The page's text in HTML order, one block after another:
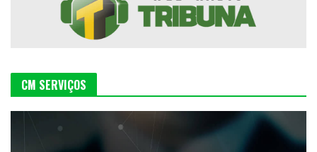
CM SERVIÇOS